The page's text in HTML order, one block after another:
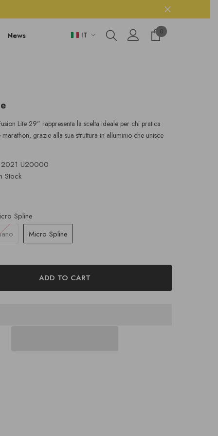
News IT 00 items
Lite 29” rappresenta la scelta ideale per chi pratica
marathon, grazie alla sua struttura in alluminio che unisce
U20000
Stock
Spline
Micro Spline
ADD TO CART